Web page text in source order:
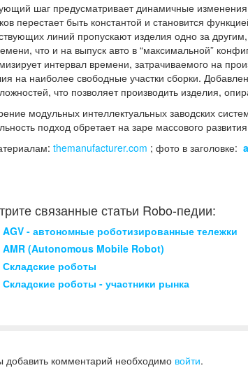
шаг предусматривает динамичные изменения
перестает быть константой и становится
линий пропускают изделия одно за
что и на выпуск авто в “максимальной”
интервал времени, затрачиваемого на
на наиболее свободные участки сборки.
что позволяет производить изделия,
модульных интеллектуальных заводских
подход обретает на заре массового
themanufacturer.com ; фото в заголовке:
связанные статьи Robo-педии:
AGV - автономные роботизированные тележки
AMR (Autonomous Mobile Robot)
Складские роботы
Складские роботы - участники рынка
добавить комментарий необходимо войти.